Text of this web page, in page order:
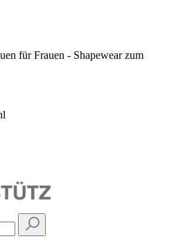
für Frauen - Shapewear zum